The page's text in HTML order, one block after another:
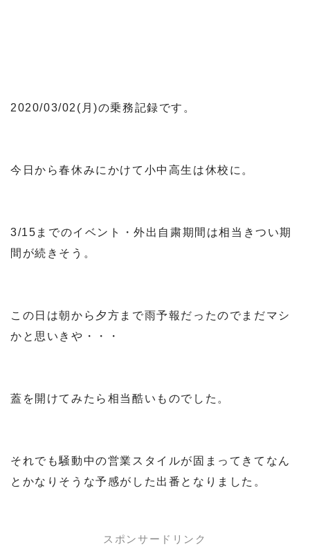
2020/03/02(月)の乗務記録です。
今日から春休みにかけて小中高生は休校に。
3/15までのイベント・外出自粛期間は相当きつい期
間が続きそう。
この日は朝から夕方まで雨予報だったのでまだマシ
かと思いきや・・・
蓋を開けてみたら相当酷いものでした。
それでも騒動中の営業スタイルが固まってきてなん
とかなりそうな予感がした出番となりました。
スポンサードリンク